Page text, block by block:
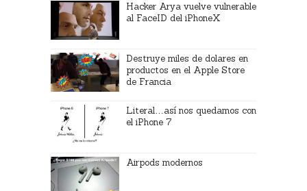
Hacker Arya vuelve vulnerable
al FaceID del iPhoneX
Destruye miles de dolares en
productos en el Apple Store
de Francia
Literal…así nos quedamos con
el iPhone 7
Airpods modernos